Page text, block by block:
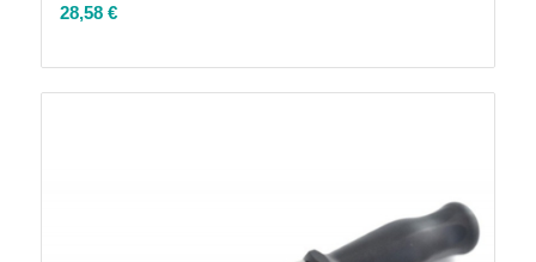
28,58 €